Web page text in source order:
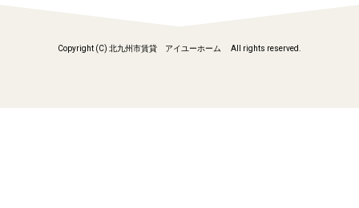
Copyright (C) 北九州市賃貸 アイユーホーム All rights reserved.